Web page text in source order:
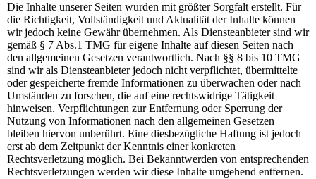
Die Inhalte unserer Seiten wurden mit größter Sorgfalt erstellt. Für
die Richtigkeit, Vollständigkeit und Aktualität der Inhalte können
wir jedoch keine Gewähr übernehmen. Als Diensteanbieter sind wir
gemäß § 7 Abs.1 TMG für eigene Inhalte auf diesen Seiten nach
den allgemeinen Gesetzen verantwortlich. Nach §§ 8 bis 10 TMG
sind wir als Diensteanbieter jedoch nicht verpflichtet, übermittelte
oder gespeicherte fremde Informationen zu überwachen oder nach
Umständen zu forschen, die auf eine rechtswidrige Tätigkeit
hinweisen. Verpflichtungen zur Entfernung oder Sperrung der
Nutzung von Informationen nach den allgemeinen Gesetzen
bleiben hiervon unberührt. Eine diesbezügliche Haftung ist jedoch
erst ab dem Zeitpunkt der Kenntnis einer konkreten
Rechtsverletzung möglich. Bei Bekanntwerden von entsprechenden
Rechtsverletzungen werden wir diese Inhalte umgehend entfernen.